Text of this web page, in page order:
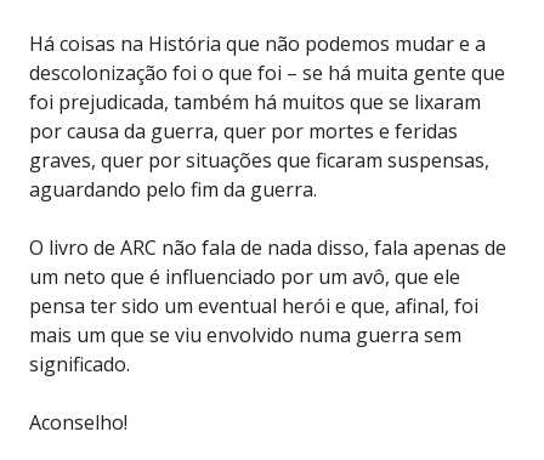
Há coisas na História que não podemos mudar e a
descolonização foi o que foi – se há muita gente que
foi prejudicada, também há muitos que se lixaram
por causa da guerra, quer por mortes e feridas
graves, quer por situações que ficaram suspensas,
aguardando pelo fim da guerra.
O livro de ARC não fala de nada disso, fala apenas de
um neto que é influenciado por um avô, que ele
pensa ter sido um eventual herói e que, afinal, foi
mais um que se viu envolvido numa guerra sem
significado.
Aconselho!